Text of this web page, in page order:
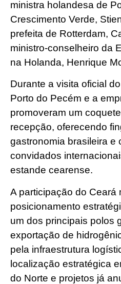
ministra holandesa de
Crescimento Verde,
prefeita de Rotterdam,
ministro-conselheiro da
na Holanda, Henrique
Durante a visita oficial
Porto do Pecém e a
promoveram um
recepção, oferecendo
gastronomia brasileira e
convidados
estande cearense.
A participação do Ceará
posicionamento
um dos principais polos
exportação de
pela infraestrutura
localização estratégica
do Norte e projetos já